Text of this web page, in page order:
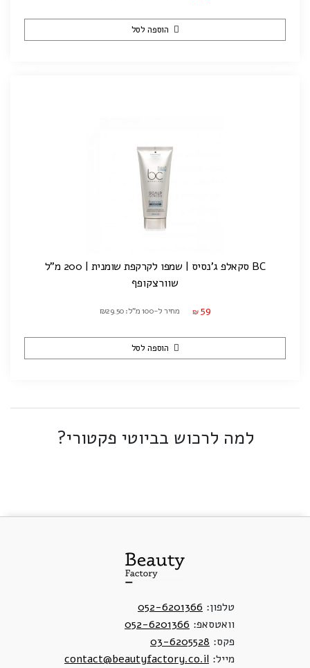
הוספה לסל
BC סקאלפ ג'נסיס | שמפו לקרקפת שומנית | 200 מ"ל
שוורצקופף
₪ 59 מחיר ל-100 מ"ל: ₪29.50
הוספה לסל
למה לרכוש בביוטי פקטורי?
טלפון: 052-6201366
וואטסאפ: 052-6201366
פקס: 03-6205528
מייל: contact@beautyfactory.co.il